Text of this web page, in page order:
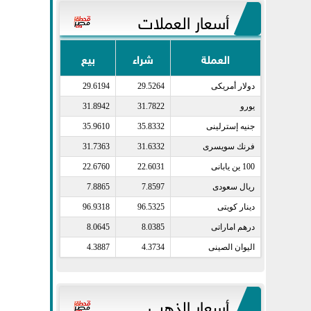
أسعار العملات
العملة شراء بيع
دولار أمريكى​ 29.5264
29.6194
يورو​ 31.7822
31.8942
جنيه إسترلينى​ 35.8332
35.9610
فرنك سويسرى​ 31.6332
31.7363
100 ين يابانى​ 22.6031
22.6760
ريال سعودى​ 7.8597
7.8865
دينار كويتى​ 96.5325
96.9318
درهم اماراتى​ 8.0385
8.0645
اليوان الصينى​ 4.3734
4.3887
أسعار الذهب